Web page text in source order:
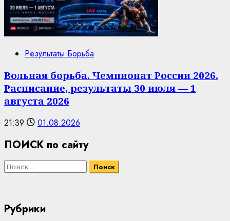
Результаты Борьба
Вольная борьба. Чемпионат России 2026.
Расписание, результаты 30 июля — 1
августа 2026
21:39 01.08.2026
ПОИСК по сайту
Найти:
Рубрики